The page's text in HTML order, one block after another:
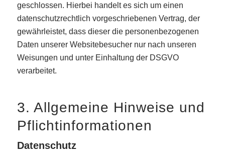
geschlossen. Hierbei handelt es sich um einen
datenschutzrechtlich vorgeschriebenen Vertrag, der
gewährleistet, dass dieser die personenbezogenen
Daten unserer Websitebesucher nur nach unseren
Weisungen und unter Einhaltung der DSGVO
verarbeitet.
3. Allgemeine Hinweise und
Pflicht­informationen
Datenschutz